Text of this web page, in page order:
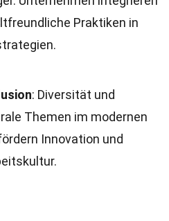
Praktiken in
: Diversität und
Themen im modernen
Innovation und